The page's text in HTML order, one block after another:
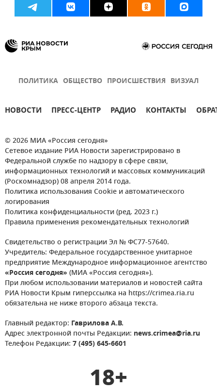
ПОЛИТИКА ОБЩЕСТВО ПРОИСШЕСТВИЯ ВИЗУАЛ
НОВОСТИ ПРЕСС-ЦЕНТР РАДИО КОНТАКТЫ
© 2026 МИА «Россия сегодня»
Сетевое издание РИА Новости зарегистрировано в
Федеральной службе по надзору в сфере связи,
информационных технологий и массовых коммуникаций
(Роскомнадзор) 08 апреля 2014 года.
Политика использования Cookie и автоматического
логирования
Политика конфиденциальности (ред. 2023 г.)
Правила применения рекомендательных технологий
Свидетельство о регистрации Эл № ФС77-57640.
Учредитель: Федеральное государственное унитарное
предприятие Международное информационное агентство
«Россия сегодня» (МИА «Россия сегодня»).
При любом использовании материалов и новостей сайта
РИА Новости Крым гиперссылка на https://crimea.ria.ru
обязательна не ниже второго абзаца текста.
Главный редактор: Гаврилова А.В.
Адрес электронной почты Редакции: news.crimea@ria.ru
Телефон Редакции: 7 (495) 645-6601
18+